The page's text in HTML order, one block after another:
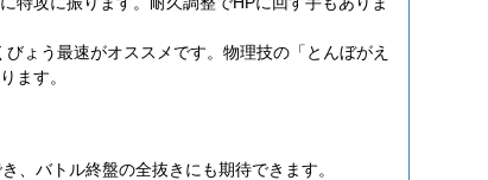
ょう最速がオススメです。物理技の「とんぼがえ
ます。
、バトル終盤の全抜きにも期待できます。